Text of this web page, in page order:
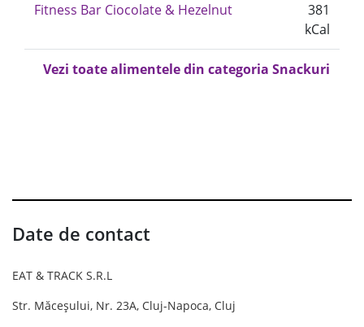
Fitness Bar Ciocolate & Hezelnut
381
kCal
Vezi toate alimentele din categoria Snackuri
Date de contact
EAT & TRACK S.R.L
Str. Măceșului, Nr. 23A, Cluj-Napoca, Cluj